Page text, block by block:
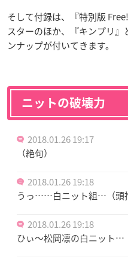
そして付録は、『特別版
スターのほか、『キンプリ
ンナップが付いてきます。
ニットの破壊力
2018.01.26 19:17
（絶句）
2018.01.26 19:18
うっ……白ニット組…（頭
2018.01.26 19:18
ひぃ〜松岡凛の白ニット…